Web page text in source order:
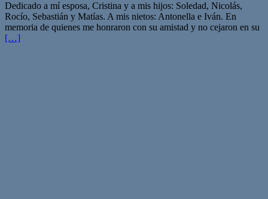
Dedicado a mí esposa, Cristina y a mis hijos: Soledad, Nicolás,
Rocío, Sebastián y Matías. A mis nietos: Antonella e Iván. En
memoria de quienes me honraron con su amistad y no cejaron en su
[…]